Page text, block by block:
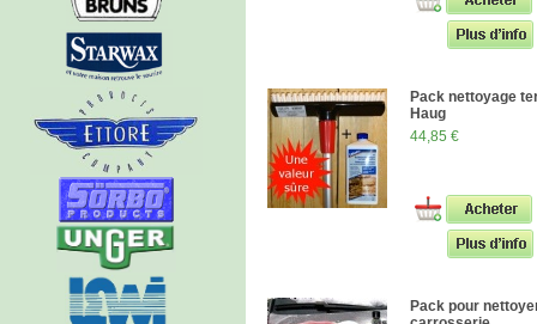
Pack nettoyage
Haug
44,85 €
Pack pour